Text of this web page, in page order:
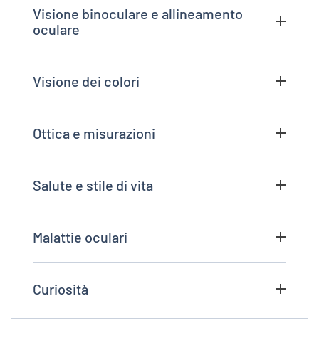
Visione binoculare e allineamento
oculare
Visione dei colori
Ottica e misurazioni
Salute e stile di vita
Malattie oculari
Curiosità